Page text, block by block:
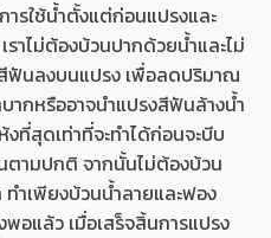
รใช้น้ำตั้งแต่ก่อนแปรงและ
าไม่ต้องบ้วนปากด้วยน้ำและไม่
ฟันลงบนแปรง เพื่อลดปริมาณ
ากหรืออาจนำแปรงสีฟันล้างน้ำ
ที่สุดเท่าที่จะทำได้ก่อนจะบีบ
ตามปกติ จากนั้นไม่ต้องบ้วน
ำเพียงบ้วนน้ำลายและฟอง
อแล้ว เมื่อเสร็จสิ้นการแปรง